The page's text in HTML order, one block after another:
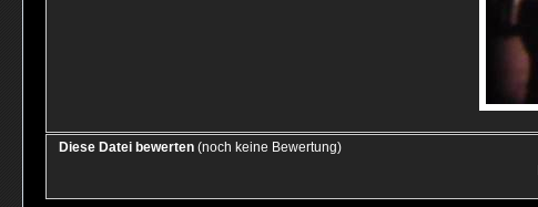
Diese Datei bewerten (noch keine Bewertung)